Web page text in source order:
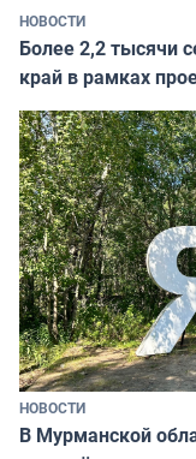
НОВОСТИ
Более 2,2 тысячи
край в рамках
НОВОСТИ
В Мурманской